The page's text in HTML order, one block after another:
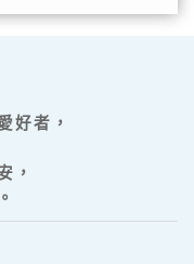
好者，
，